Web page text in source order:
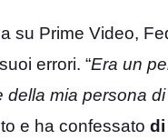
su Prime Video,
errori. “Era un
mia persona
e ha confessato di